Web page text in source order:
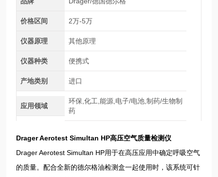
价格区间 2万-5万
仪器原理 其他原理
仪器种类 便携式
产地类别 进口
应用领域
环保,化工,能源,电子/电池,制药/生物制
药
DragerAerotest Simultan HP高压空气质量检测仪
Drager Aerotest Simultan HP用于在高压应用中确定呼吸空气
的质量。配合全新的德尔格油检测盒一起使用时，该系统可针